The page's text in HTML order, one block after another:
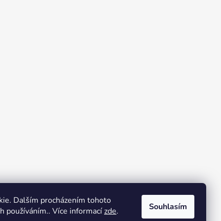
Dalším procházením tohoto
používáním.. Více informacízde. Souhlasím